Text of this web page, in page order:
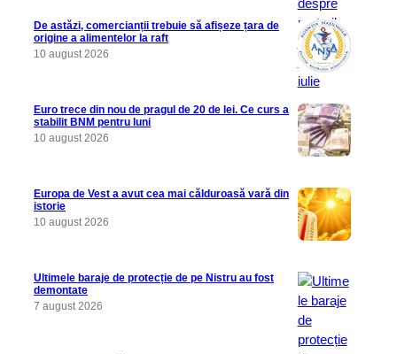
De astăzi, comercianții trebuie să afișeze țara de
origine a alimentelor la raft
10 august 2026
Euro trece din nou de pragul de 20 de lei. Ce curs a
stabilit BNM pentru luni
10 august 2026
Europa de Vest a avut cea mai călduroasă vară din
istorie
10 august 2026
Ultimele baraje de protecție de pe Nistru au fost
demontate
7 august 2026